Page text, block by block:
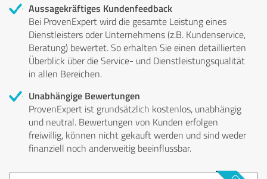
Aussagekräftiges Kundenfeedback
Bei ProvenExpert wird die gesamte Leistung eines
Dienstleisters oder Unternehmens (z.B. Kundenservice,
Beratung) bewertet. So erhalten Sie einen detaillierten
Überblick über die Service- und Dienstleistungsqualität
in allen Bereichen.
Unabhängige Bewertungen
ProvenExpert ist grundsätzlich kostenlos, unabhängig
und neutral. Bewertungen von Kunden erfolgen
freiwillig, können nicht gekauft werden und sind weder
finanziell noch anderweitig beeinflussbar.